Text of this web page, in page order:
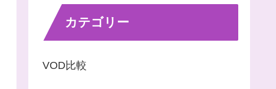
カテゴリー
VOD比較